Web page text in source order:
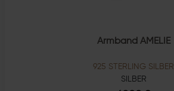
Armband AMELIE
925 STERLING SILBER
SILBER